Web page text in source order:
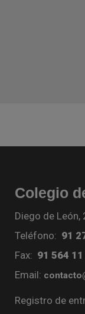
Colegio
Diego de
Teléfono: 91
Fax: 91 564
Email:
Registro de